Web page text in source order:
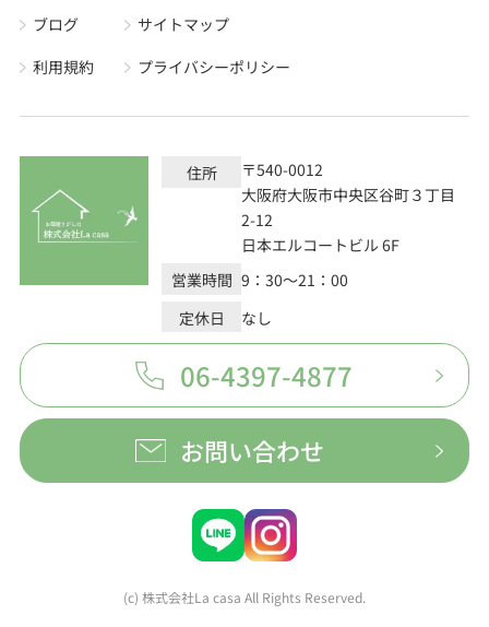
ブログ
利用規約
サイトマップ
プライバシーポリシー
住所
〒540-0012
大阪府大阪市中央区谷町３丁目
2-12
日本エルコートビル 6F
営業時間 9：30～21：00
定休日
なし
06-4397-4877
お問い合わせ
(c) 株式会社La casa All Rights Reserved.